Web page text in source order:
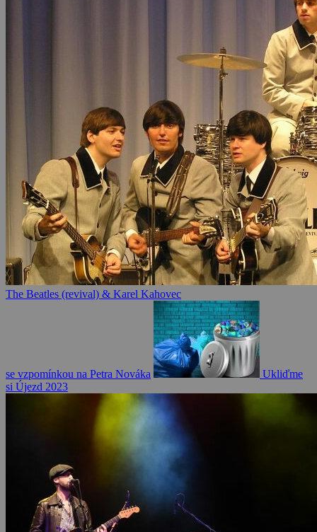
The Beatles (revival) & Karel Kahovec
se vzpomínkou na Petra Nováka
Ukliďme
si Újezd 2023